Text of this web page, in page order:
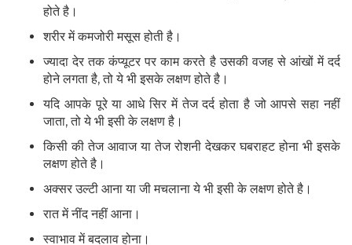
होते है।
शरीर में कमजोरी मसूस होती है।
ज्यादा देर तक कंप्यूटर पर काम करते है उसकी वजह से आंखों में दर्द
होने लगता है, तो ये भी इसके लक्षण होते है।
यदि आपके पूरे या आधे सिर में तेज दर्द होता है जो आपसे सहा नहीं
जाता, तो ये भी इसी के लक्षण है।
किसी की तेज आवाज या तेज रोशनी देखकर घबराहट होना भी इसके
लक्षण होते है।
अक्सर उल्टी आना या जी मचलाना ये भी इसी के लक्षण होते है।
रात में नींद नहीं आना।
स्वाभाव में बदलाव होना।